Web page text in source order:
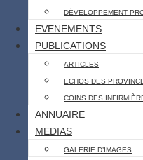
DÉVELOPPEMENT
EVENEMENTS
PUBLICATIONS
ARTICLES
ECHOS DES
COINS DES
ANNUAIRE
MEDIAS
GALERIE D’IMAGES